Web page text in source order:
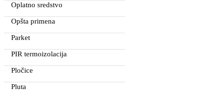
Oplatno sredstvo
Opšta primena
Parket
PIR termoizolacija
Pločice
Pluta